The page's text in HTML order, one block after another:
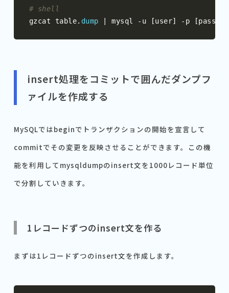
# shell
gzcat table. dump mysql - u [user] - p [
insert処理をコミットで囲んだダンプフ
ァイルを作成する
MySQLではbeginでトランザクションの開始を宣言して
commitでその変更を反映させることができます。この機
能を利用してmysqldumpのinsert文を1000レコード単位
で分割していきます。
1レコードずつのinsert文を作る
まずは1レコードずつのinsert文を作成します。